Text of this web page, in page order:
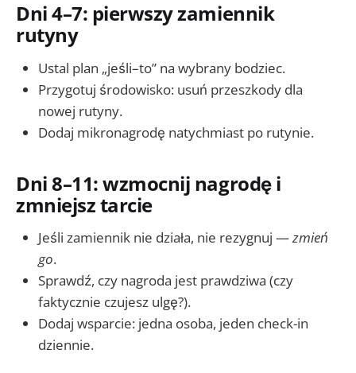
Dni 4–7: pierwszy zamiennik
rutyny
Ustal plan „jeśli–to” na wybrany bodziec.
Przygotuj środowisko: usuń przeszkody dla
nowej rutyny.
Dodaj mikronagrodę natychmiast po rutynie.
Dni 8–11: wzmocnij nagrodę i
zmniejsz tarcie
Jeśli zamiennik nie działa, nie rezygnuj —zmień
go.
Sprawdź, czy nagroda jest prawdziwa (czy
faktycznie czujesz ulgę?).
Dodaj wsparcie: jedna osoba, jeden check-in
dziennie.